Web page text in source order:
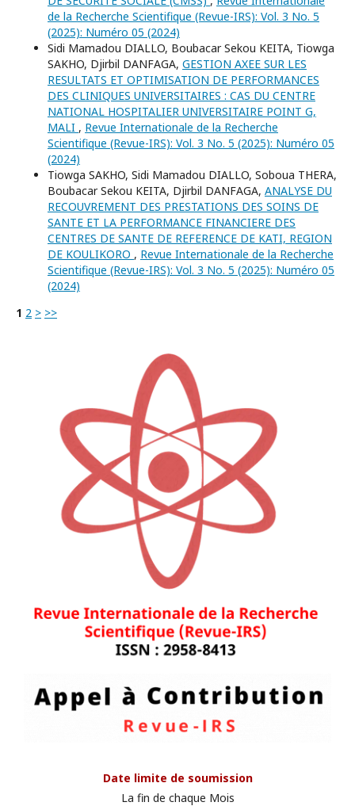
de la Recherche Scientifique (Revue-IRS): Vol. 3 No. 5
(2025): Numéro 05 (2024)
Sidi Mamadou DIALLO, Boubacar Sekou KEITA, Tiowga
SAKHO, Djirbil DANFAGA, GESTION AXEE SUR LES
RESULTATS ET OPTIMISATION DE PERFORMANCES
DES CLINIQUES UNIVERSITAIRES : CAS DU CENTRE
NATIONAL HOSPITALIER UNIVERSITAIRE POINT G,
MALI , Revue Internationale de la Recherche
Scientifique (Revue-IRS): Vol. 3 No. 5 (2025): Numéro 05
(2024)
Tiowga SAKHO, Sidi Mamadou DIALLO, Soboua THERA,
Boubacar Sekou KEITA, Djirbil DANFAGA, ANALYSE DU
RECOUVREMENT DES PRESTATIONS DES SOINS DE
SANTE ET LA PERFORMANCE FINANCIERE DES
CENTRES DE SANTE DE REFERENCE DE KATI, REGION
DE KOULIKORO , Revue Internationale de la Recherche
Scientifique (Revue-IRS): Vol. 3 No. 5 (2025): Numéro 05
(2024)
1 2 > >>
Date limite de soumission
La fin de chaque Mois